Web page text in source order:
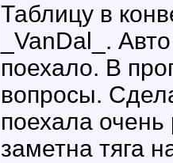
Таблицу в
_VanDal_.
поехало. В
вопросы.
поехала очень
заметна тяга